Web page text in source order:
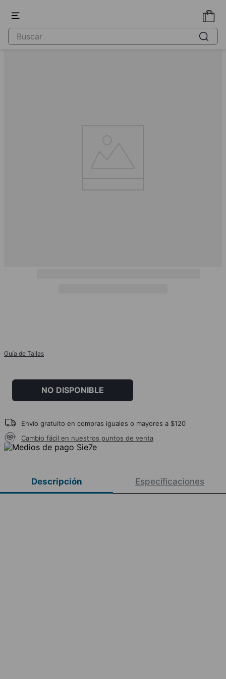
Guía de Tallas
NO DISPONIBLE
Envío gratuito en compras iguales o mayores a $120
Cambio fácil en nuestros puntos de venta
Descripción Especificaciones